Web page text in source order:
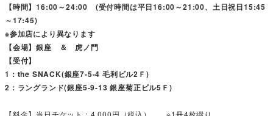
【時間】16:00～24:00 (受付時間は平日16:00～21:00、土日祝日15:45
～17:45)
※参加店により異なります
【会場】銀座 ＆ 虎ノ門
【受付】
1：the SNACK(銀座7-5-4 毛利ビル2Ｆ)
2：ラングランド(銀座5-9-13 銀座菊正ビル5Ｆ)
【料金】当日チケット：4,000円（税込） ※1冊4枚綴り